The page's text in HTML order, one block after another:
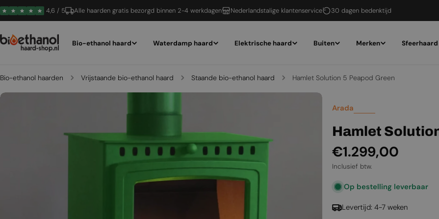
Ga
naar
4,6 / 5 Alle haarden gratis bezorgd binnen 2-4 werkdagen Nederlandstalige klantenservice 30 dagen bedenktijd
Bio-ethanol haard Waterdamp haard Elektrische haard Buiten Merken Sfeerhaard
Bio-ethanol haarden Vrijstaande bio-ethanol haard Staande bio-ethanol haard Hamlet Solution 5 Peapod Green
Arada
Hamlet
Normale
prijs
€1.299,00
Inclusief btw.
Op bestelling leverbaar
Levertijd: 4-7 weken